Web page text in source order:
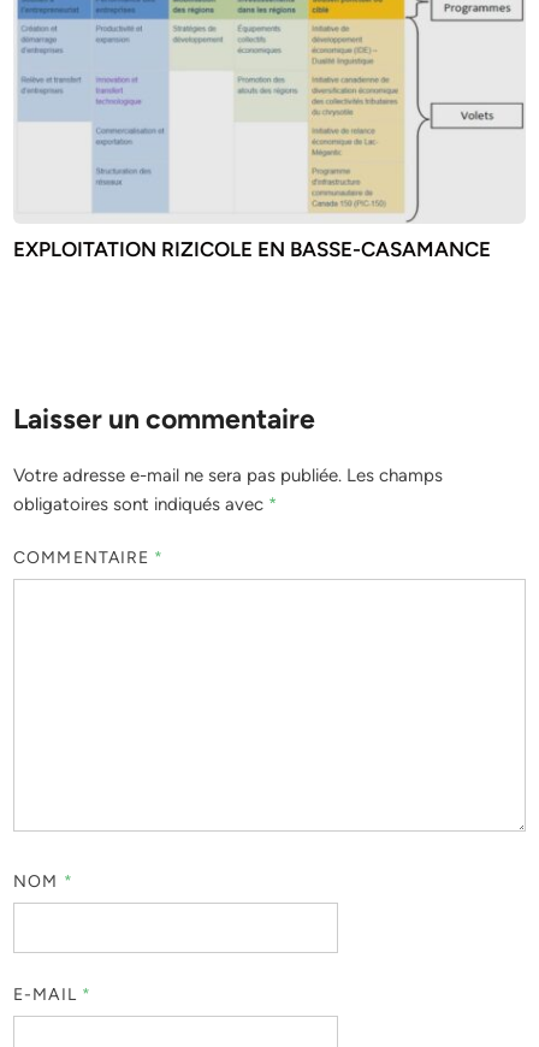
EXPLOITATION RIZICOLE EN BASSE-CASAMANCE
Laisser un commentaire
Votre adresse e-mail ne sera pas publiée. Les champs
obligatoires sont indiqués avec *
COMMENTAIRE *
NOM *
E-MAIL *